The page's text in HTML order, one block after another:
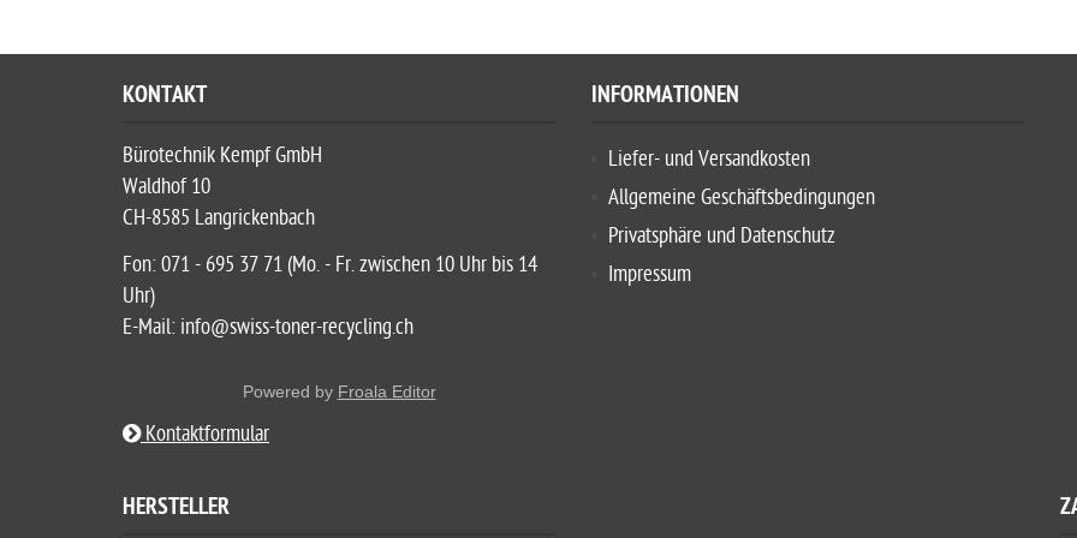
KONTAKT
Bürotechnik Kempf GmbH
Waldhof 10
CH-8585 Langrickenbach
Fon: 071 - 695 37 71 (Mo. - Fr. zwischen 10 Uhr bis 14
Uhr)
E-Mail: info@swiss-toner-recycling.ch
Powered by Froala Editor
Kontaktformular
INFORMATIONEN
Liefer- und Versandkosten
Allgemeine Geschäftsbedingungen
Privatsphäre und Datenschutz
Impressum
HERSTELLER